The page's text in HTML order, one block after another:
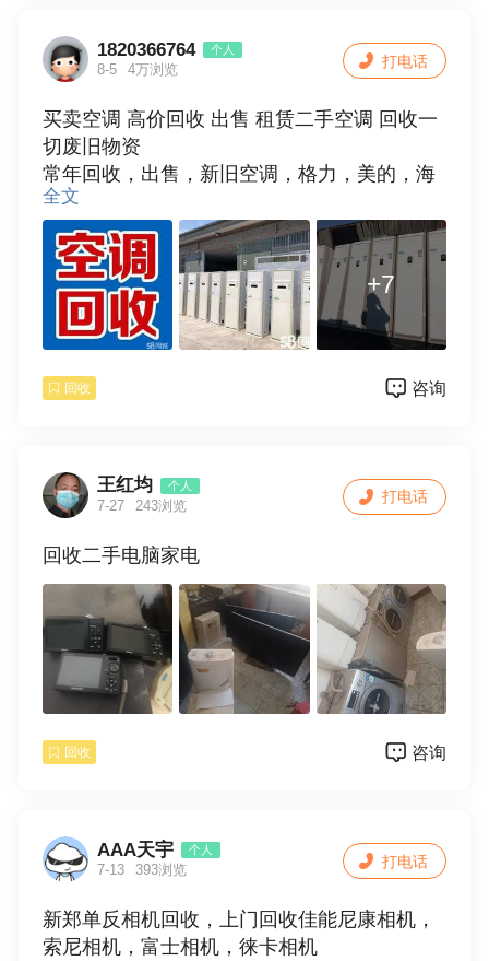
设备，回收编辑机，回收各种数码相机，
回收二手数码相机，回收单反相机
佳能： 600d.700d.800d.5d3.5d4.r50.200d等
各型数码单反机；
尼康： d810.d800.d7200.z50.等各型数码
单反机回收佳能单反镜头
回收尼康单反镜头 回收腾龙单反镜头 回收
适马单反镜头，回收摄像机，回收摄像机，回
收高清摄像机，回收DV数码摄像机，回收索尼
190P-Z7C高清摄像机，回收松下，JVC佳
2大疆相机，大疆无人机，游戏机，游戏电
脑，游戏笔记本
3 笔记本电脑回收，组装电脑回收，电脑
品牌有联想、惠普、索尼、苹果笔记本回收、
东芝笔记本回收、价格以配置而定
温馨提示 拒绝假货 脏货。一旦发现报警处
理
电话报个型号 初步估计价格 具体价格依实
1820366764 个人
8-5 4万浏览
买卖空调 高价回收 出售 租赁二手空调 回收一
切废旧物资
常年回收，出售，新旧空调，格力，美的，海
尔，奥克斯各种品牌空调
高价上门回收 诚信经营
全文
+7
打电话
回收 咨询
王红均 个人
7-27 243浏览
回收二手电脑家电
打电话
回收 咨询
AAA天宇 个人
7-13 393浏览
新郑单反相机回收，上门回收佳能尼康相机，
索尼相机，富士相机，徕卡相机
打电话